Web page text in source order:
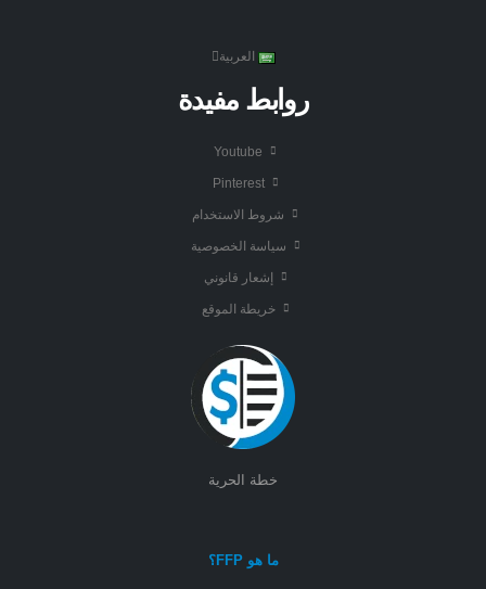
العربية
روابط مفيدة
Youtube
Pinterest
شروط الاستخدام
سياسة الخصوصية
إشعار قانوني
خريطة الموقع
خطة الحرية
ما هو FFP؟